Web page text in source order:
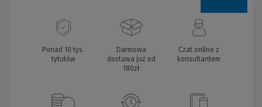
Ponad 10 tys.
tytułów
Darmowa
dostawa już od
180zł
Czat online z
konsultantem